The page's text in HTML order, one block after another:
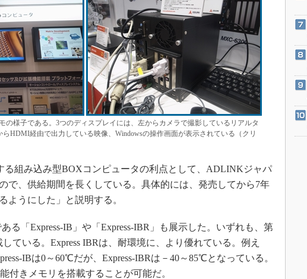
の様子である。3つのディスプレイには、左からカメラで撮影しているリアルタ
HDMI経由で出力している映像、Windowsの操作画面が表示されている（クリ
組み込み型BOXコンピュータの利点として、ADLINKジャパ
で、供給期間を長くしている。具体的には、発売してから7年
ようにした」と説明する。
る「Express-IB」や「Express-IBR」も展示した。いずれも、第
ている。Express IBRは、耐環境に、より優れている。例え
IBは0～60℃だが、Express-IBRは－40～85℃となっている。
付きメモリを搭載することが可能だ。